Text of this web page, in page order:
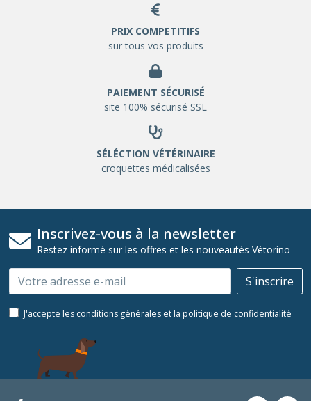
PRIX COMPETITIFS
sur tous vos produits
PAIEMENT SÉCURISÉ
site 100% sécurisé SSL
SÉLÉCTION VÉTÉRINAIRE
croquettes médicalisées
Inscrivez-vous à la newsletter
Restez informé sur les offres et les nouveautés Vétorino
Email S'inscrire
J'accepte les conditions générales et la politique de confidentialité